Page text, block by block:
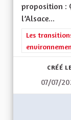
proposition :
l’Alsace...
Filtrer les
Les
CRÉÉ
07/07/